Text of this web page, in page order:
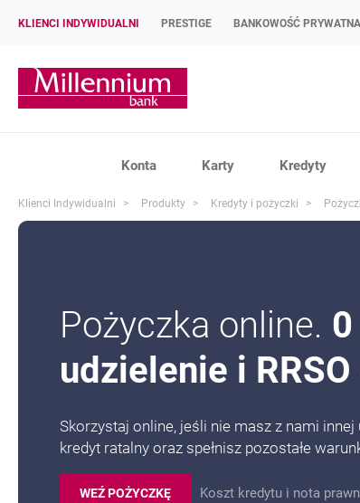
KLIENCI INDYWIDUALNI PRESTIGE BANKOWOŚĆ PRYWATNA
Strona główna Bank Millennium
Konta Karty Kredyty
Klienci Indywidualni Produkty Kredyty i pożyczki
Pożyczka online.
udzielenie i RRSO
Skorzystaj online, jeśli nie masz z nami
kredyt ratalny oraz spełnisz pozostałe
WEŹ POŻYCZKĘWNIOSEK O POŻYCZKĘ GOTÓWKOWĄ.
Koszt kredytu i nota